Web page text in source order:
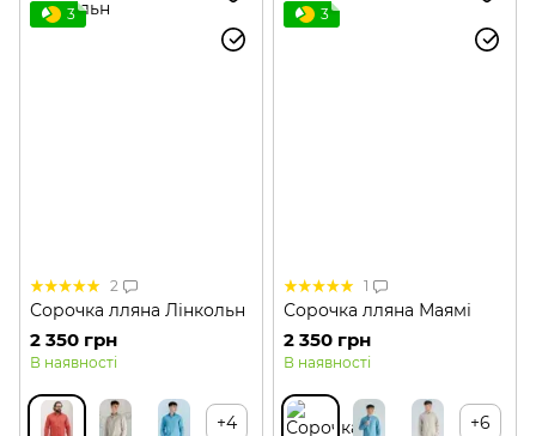
3
2
Сорочка лляна Лінкольн
2 350 грн
В наявності
+4
3
1
Сорочка лляна Маямі
2 350 грн
В наявності
+6